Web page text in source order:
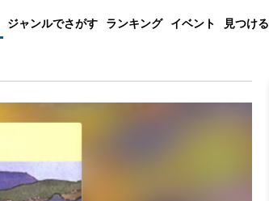
ジャンルでさがす ランキング イベント 見つける